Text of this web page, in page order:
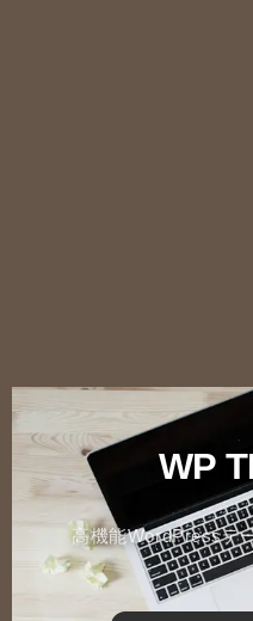
WP
高機能WordPressテ